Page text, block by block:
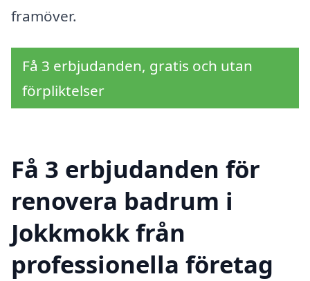
framöver.
Få 3 erbjudanden, gratis och utan
förpliktelser
Få 3 erbjudanden för
renovera badrum i
Jokkmokk från
professionella företag